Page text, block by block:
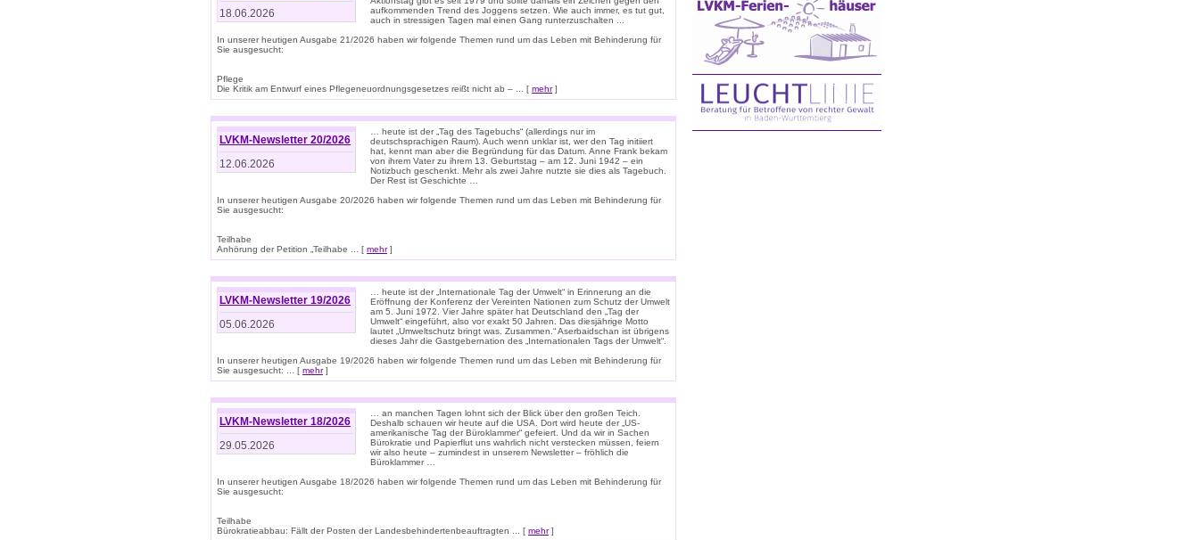
18.06.2026
aufkommenden Trend des Joggens setzen. Wie auch immer, es tut gut,
auch in stressigen Tagen mal einen Gang runterzuschalten ...
In unserer heutigen Ausgabe 21/2026 haben wir folgende Themen rund um das Leben mit Behinderung für
Sie ausgesucht:
Pflege
Die Kritik am Entwurf eines Pflegeneuordnungsgesetzes reißt nicht ab – ... [ mehr]
LVKM-Newsletter 20/2026
12.06.2026
… heute ist der „Tag des Tagebuchs“ (allerdings nur im
deutschsprachigen Raum). Auch wenn unklar ist, wer den Tag initiiert
hat, kennt man aber die Begründung für das Datum. Anne Frank bekam
von ihrem Vater zu ihrem 13. Geburtstag – am 12. Juni 1942 – ein
Notizbuch geschenkt. Mehr als zwei Jahre nutzte sie dies als Tagebuch.
Der Rest ist Geschichte …
In unserer heutigen Ausgabe 20/2026 haben wir folgende Themen rund um das Leben mit Behinderung für
Sie ausgesucht:
Teilhabe
Anhörung der Petition „Teilhabe ... [ mehr]
LVKM-Newsletter 19/2026
05.06.2026
… heute ist der „Internationale Tag der Umwelt“ in Erinnerung an die
Eröffnung der Konferenz der Vereinten Nationen zum Schutz der Umwelt
am 5. Juni 1972. Vier Jahre später hat Deutschland den „Tag der
Umwelt“ eingeführt, also vor exakt 50 Jahren. Das diesjährige Motto
lautet „Umweltschutz bringt was. Zusammen.“ Aserbaidschan ist übrigens
dieses Jahr die Gastgebernation des „Internationalen Tags der Umwelt“.
In unserer heutigen Ausgabe 19/2026 haben wir folgende Themen rund um das Leben mit Behinderung für
Sie ausgesucht: ... [ mehr]
LVKM-Newsletter 18/2026
29.05.2026
… an manchen Tagen lohnt sich der Blick über den großen Teich.
Deshalb schauen wir heute auf die USA. Dort wird heute der „US-
amerikanische Tag der Büroklammer“ gefeiert. Und da wir in Sachen
Bürokratie und Papierflut uns wahrlich nicht verstecken müssen, feiern
wir also heute – zumindest in unserem Newsletter – fröhlich die
Büroklammer …
In unserer heutigen Ausgabe 18/2026 haben wir folgende Themen rund um das Leben mit Behinderung für
Sie ausgesucht:
Teilhabe
Bürokratieabbau: Fällt der Posten der Landesbehindertenbeauftragten ... [ mehr]